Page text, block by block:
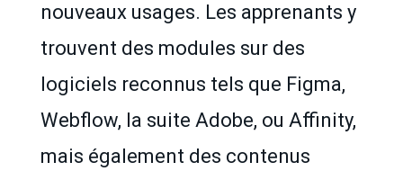
nouveaux usages. Les apprenants y
trouvent des modules sur des
logiciels reconnus tels que Figma,
Webflow, la suite Adobe, ou Affinity,
mais également des contenus